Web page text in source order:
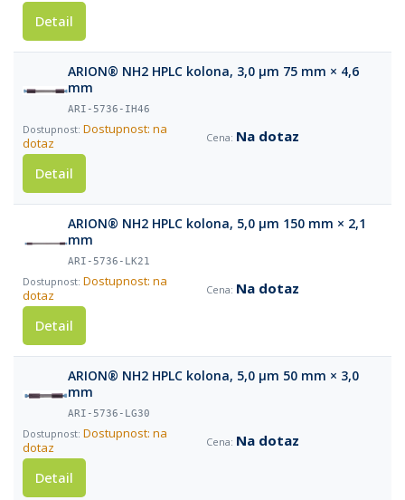
Detail
ARION® NH2 HPLC kolona, 3,0 µm 75 mm × 4,6
mm
ARI-5736-IH46
Dostupnost: na
dotaz
Na dotaz
Detail
ARION® NH2 HPLC kolona, 5,0 µm 150 mm × 2,1
mm
ARI-5736-LK21
Dostupnost: na
dotaz
Na dotaz
Detail
ARION® NH2 HPLC kolona, 5,0 µm 50 mm × 3,0
mm
ARI-5736-LG30
Dostupnost: na
dotaz
Na dotaz
Detail